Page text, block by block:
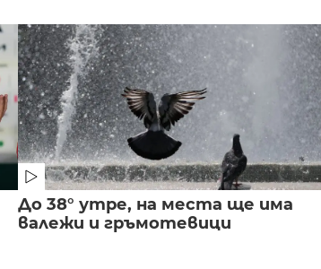
До 38° утре, на места ще има
валежи и гръмотевици